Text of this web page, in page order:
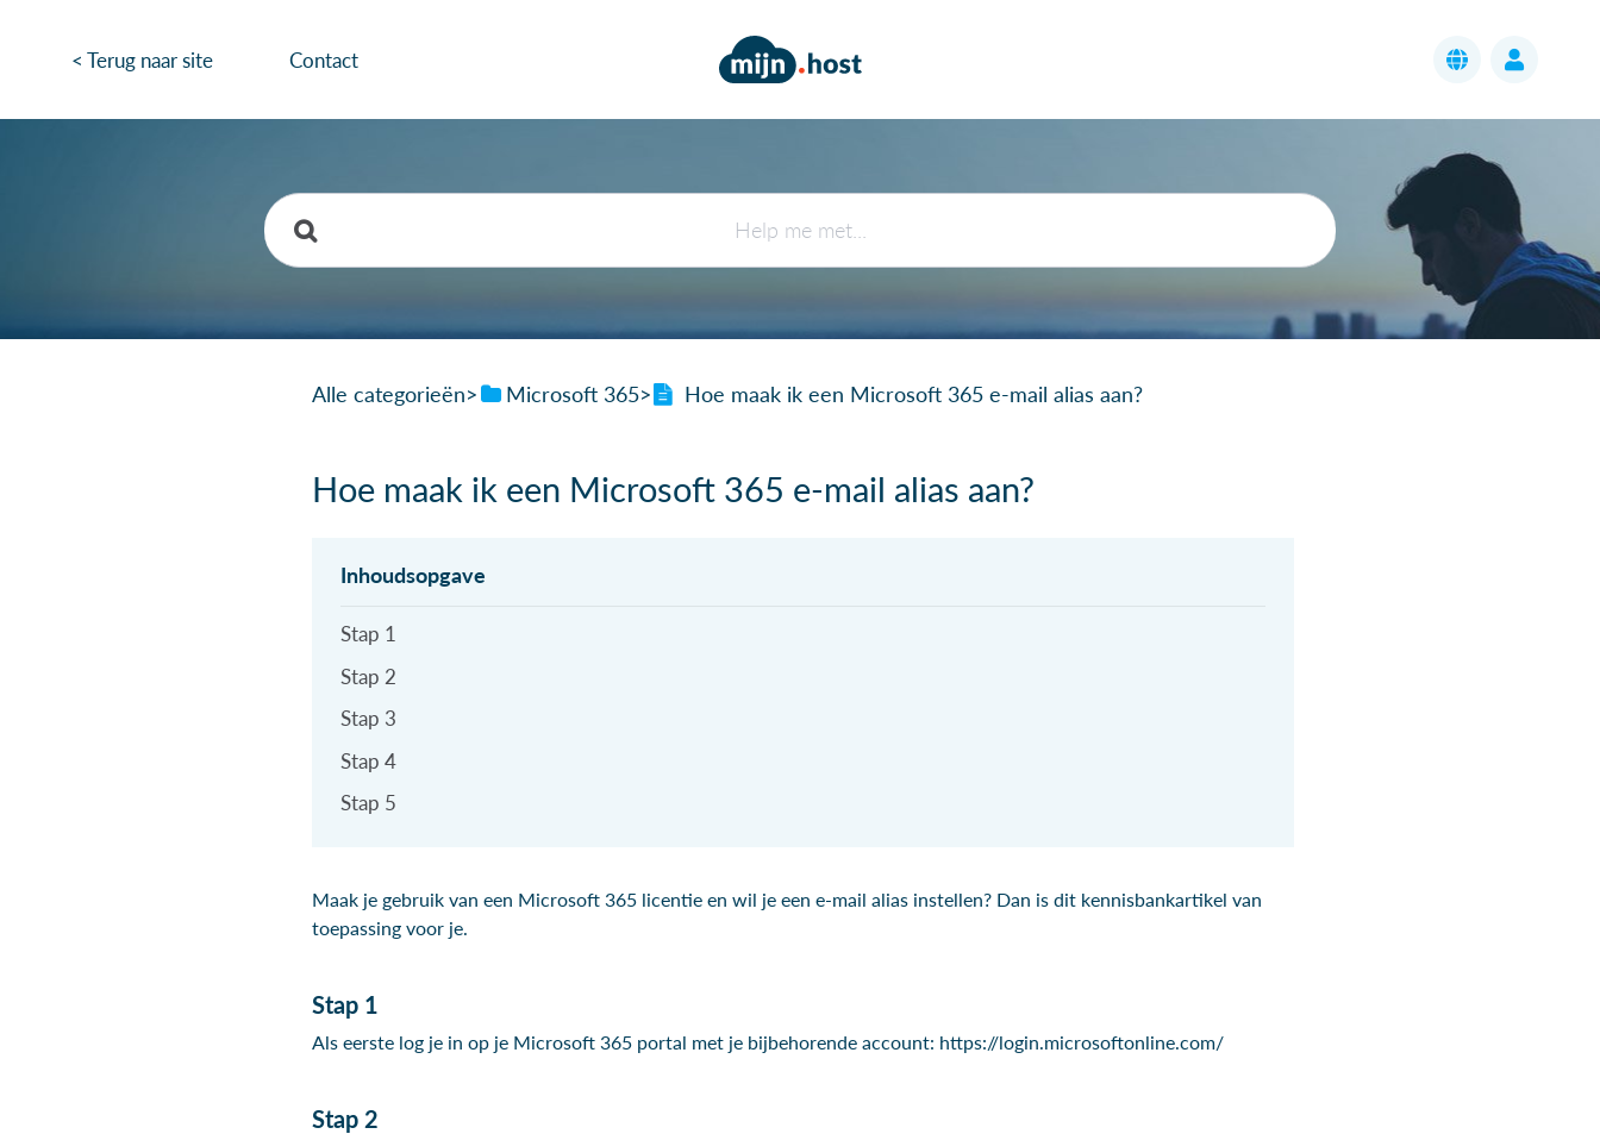
< Terug naar site Contact
Alle categorieën​>​ ​Microsoft 365​>​ Hoe maak ik een Microsoft 365 e-mail alias aan?
Hoe maak ik een Microsoft 365 e-mail alias aan?
Stap 1
Stap 2
Stap 3
Stap 4
Stap 5
Maak je gebruik van een Microsoft 365 licentie en wil je een e-mail alias instellen? Dan is dit kennisbankartikel van
toepassing voor je.
Stap 1
Als eerste log je in op je Microsoft 365 portal met je bijbehorende account: https://login.microsoftonline.com/
Stap 2